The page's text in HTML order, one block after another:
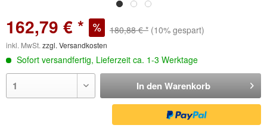
162,79 € * 180,88 € * (10% gespart)
inkl. MwSt. zzgl. Versandkosten
Sofort versandfertig, Lieferzeit ca. 1-3 Werktage
In den Warenkorb